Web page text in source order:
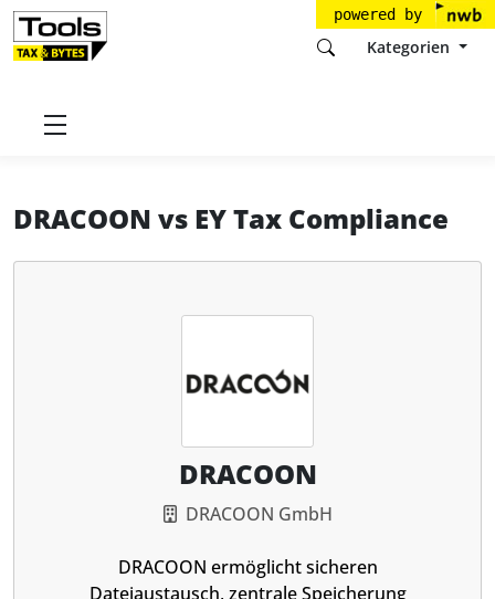
powered by
Kategorien
Startseite
DRACOON vs EY Tax Compliance
DRACOON
DRACOON GmbH
DRACOON ermöglicht sicheren
Dateiaustausch, zentrale Speicherung